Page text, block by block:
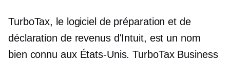
TurboTax, le logiciel de préparation et de
déclaration de revenus d'Intuit, est un nom
bien connu aux États-Unis. TurboTax Business